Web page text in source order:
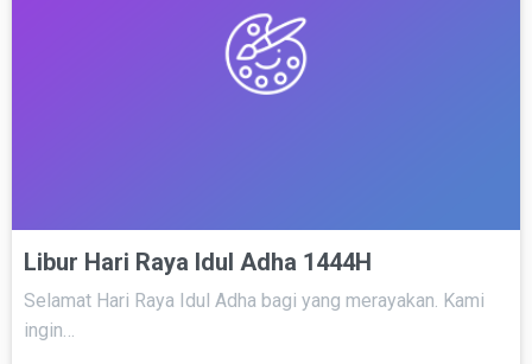
Libur Hari Raya Idul Adha 1444H
Selamat Hari Raya Idul Adha bagi yang merayakan. Kami
ingin…